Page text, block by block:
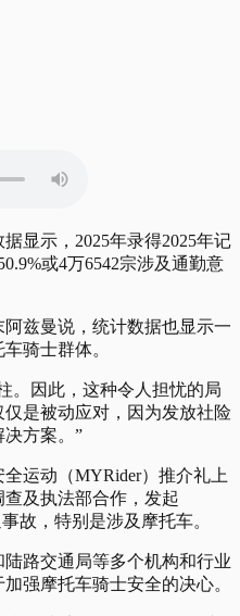
显示，2025年录得2025年记
或4万6542宗涉及通勤意
兹曼说，统计数据也显示一
骑士群体。
。因此，这种令人担忧的局
是被动应对，因为发放社险
方案。”
运动（MYRider）推介礼上
及执法部合作，发起
故，特别是涉及摩托车。
路交通局等多个机构和行业
强摩托车骑士安全的决心。